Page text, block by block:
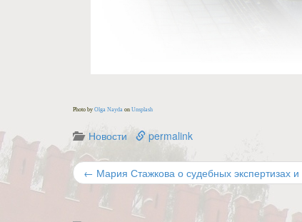
Photo by Olga Nayda on Unsplash
Новости permalink
← Мария Стажкова о судебных экспертизах